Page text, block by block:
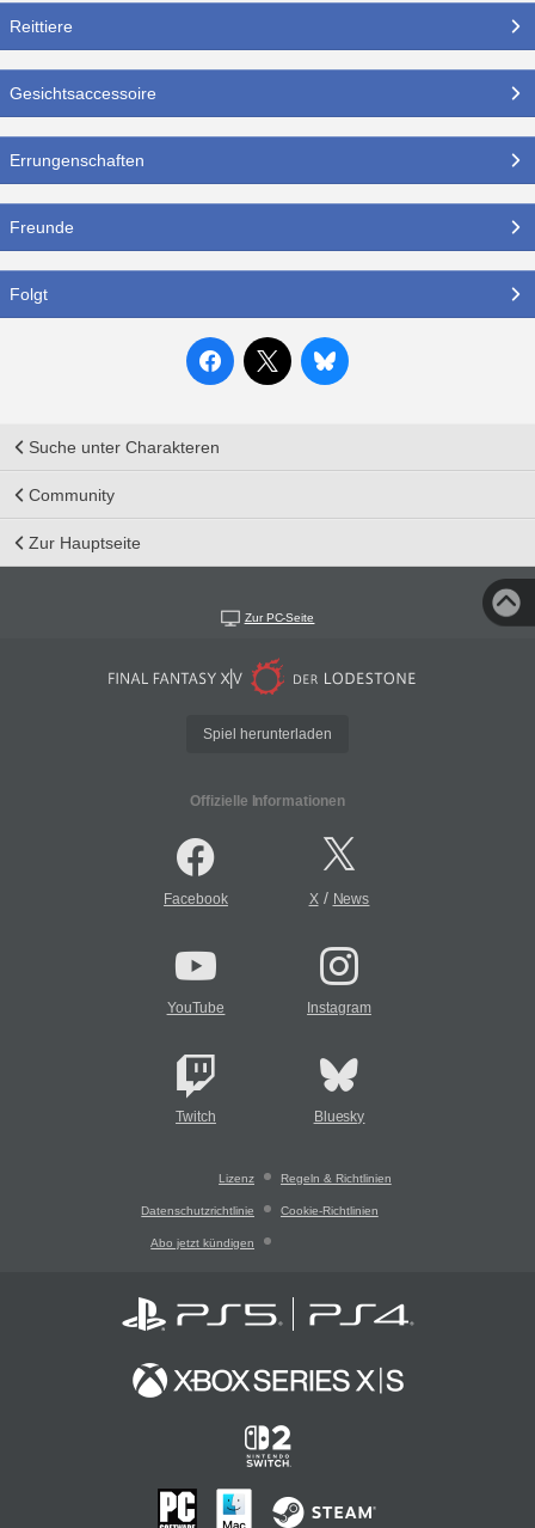
Reittiere
Gesichtsaccessoire
Errungenschaften
Freunde
Folgt
Suche unter Charakteren
Community
Zur Hauptseite
Zur PC-Seite
Spiel herunterladen
Offizielle Informationen
Facebook X/ News
YouTube Instagram
Twitch Bluesky
Lizenz Regeln & Richtlinien
Datenschutzrichtlinie Cookie-Richtlinien
Abo jetzt kündigen